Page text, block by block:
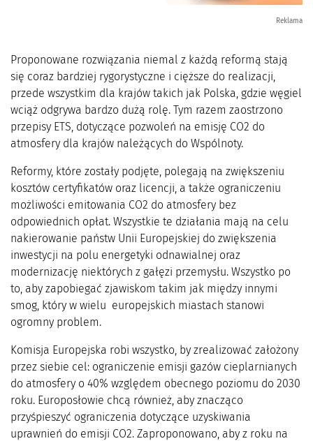
Reklama
Proponowane rozwiązania niemal z każdą reformą stają
się coraz bardziej rygorystyczne i cięższe do realizacji,
przede wszystkim dla krajów takich jak Polska, gdzie węgiel
wciąż odgrywa bardzo dużą rolę. Tym razem zaostrzono
przepisy ETS, dotyczące pozwoleń na emisję CO2 do
atmosfery dla krajów należących do Wspólnoty.
Reformy, które zostały podjęte, polegają na zwiększeniu
kosztów certyfikatów oraz licencji, a także ograniczeniu
możliwości emitowania CO2 do atmosfery bez
odpowiednich opłat. Wszystkie te działania mają na celu
nakierowanie państw Unii Europejskiej do zwiększenia
inwestycji na polu energetyki odnawialnej oraz
modernizację niektórych z gałęzi przemysłu. Wszystko po
to, aby zapobiegać zjawiskom takim jak między innymi
smog, który w wielu europejskich miastach stanowi
ogromny problem.
Komisja Europejska robi wszystko, by zrealizować założony
przez siebie cel: ograniczenie emisji gazów cieplarnianych
do atmosfery o 40% względem obecnego poziomu do 2030
roku. Europosłowie chcą również, aby znacząco
przyśpieszyć ograniczenia dotyczące uzyskiwania
uprawnień do emisji CO2. Zaproponowano, aby z roku na